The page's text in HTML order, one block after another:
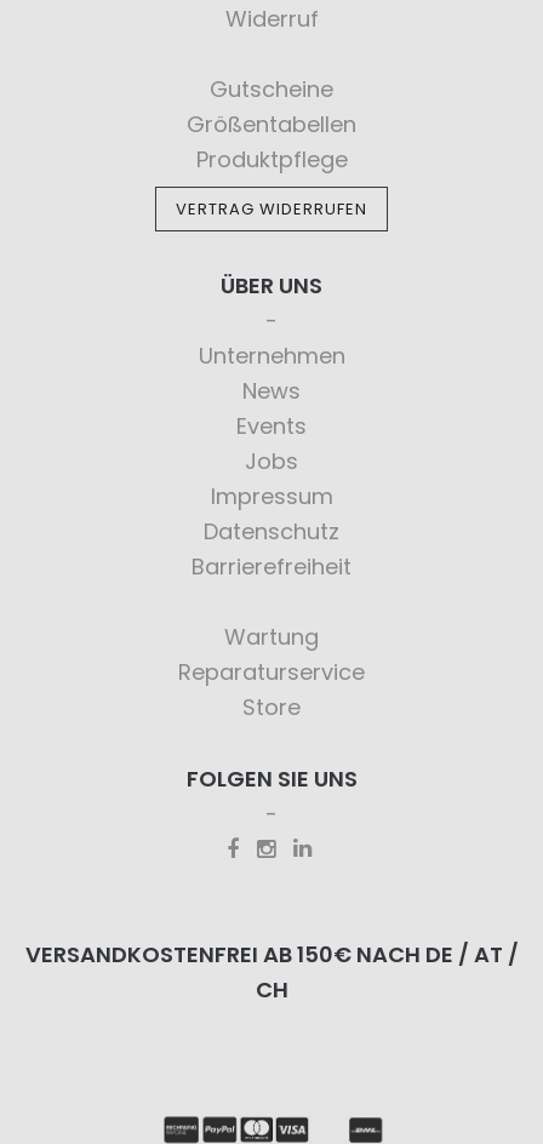
Widerruf
Gutscheine
Größentabellen
Produktpflege
VERTRAG WIDERRUFEN
ÜBER UNS
Unternehmen
News
Events
Jobs
Impressum
Datenschutz
Barrierefreiheit
Wartung
Reparaturservice
Store
FOLGEN SIE UNS
VERSANDKOSTENFREI AB 150€ NACH DE / AT /
CH